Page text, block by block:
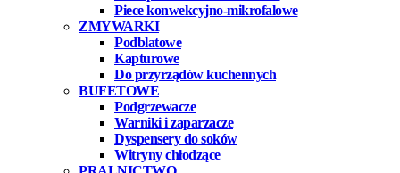
Piece konwekcyjno-mikrofalowe
ZMYWARKI
Podblatowe
Kapturowe
Do przyrządów kuchennych
BUFETOWE
Podgrzewacze
Warniki i zaparzacze
Dyspensery do soków
Witryny chłodzące